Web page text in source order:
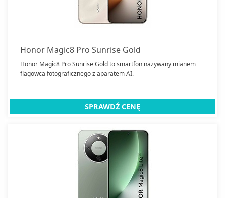
Honor Magic8 Pro Sunrise Gold
Honor Magic8 Pro Sunrise Gold to smartfon nazywany mianem
flagowca fotograficznego z aparatem AI.
SPRAWDŹ CENĘ